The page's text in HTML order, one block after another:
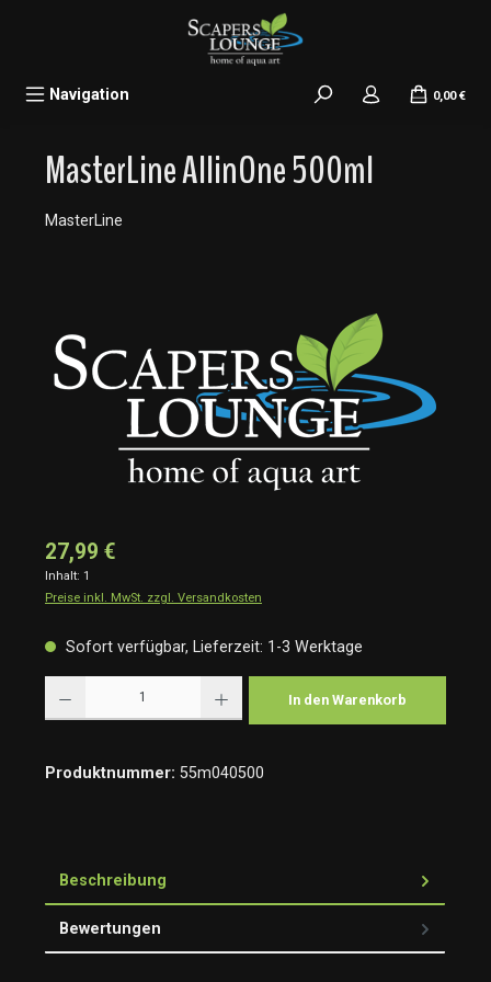
Navigation 0,00 €
MasterLine AllinOne 500ml
MasterLine
27,99 €
Inhalt: 1
Preise inkl. MwSt. zzgl. Versandkosten
Sofort verfügbar, Lieferzeit: 1-3 Werktage
In den Warenkorb
Produktnummer: 55m040500
Beschreibung
Bewertungen